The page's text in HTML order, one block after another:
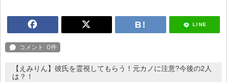
LINE
【えみりん】彼氏を霊視してもらう！元カノに注意?今後の2人
は？！